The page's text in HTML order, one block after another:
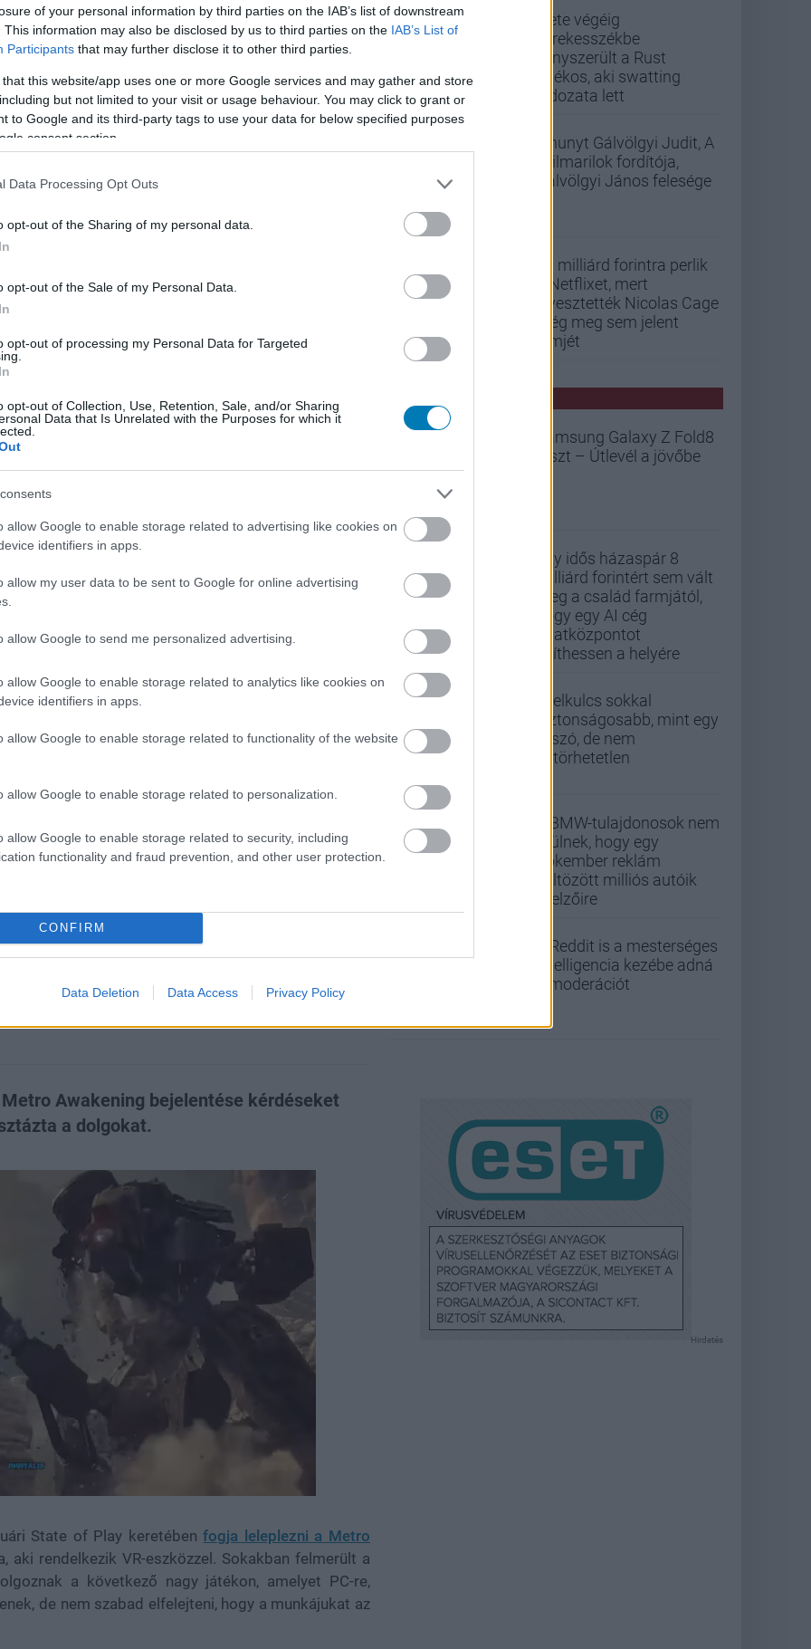
of your personal information by third parties on the IAB’s list of downstream
This information may also be disclosed by us to third parties on the IAB’s List of
Participants that may further disclose it to other third parties.
that this website/app uses one or more Google services and may gather and store
but not limited to your visit or usage behaviour. You may click to grant or
to Google and its third-party tags to use your data for below specified purposes
consent section.
Data Processing Opt Outs
opt-out of the Sharing of my personal data.
opt-out of the Sale of my Personal Data.
opt-out of processing my Personal Data for Targeted
opt-out of Collection, Use, Retention, Sale, and/or Sharing
Data that Is Unrelated with the Purposes for which it
allow Google to enable storage related to advertising like cookies on
identifiers in apps.
allow my user data to be sent to Google for online advertising
allow Google to send me personalized advertising.
allow Google to enable storage related to analytics like cookies on
identifiers in apps.
allow Google to enable storage related to functionality of the website
allow Google to enable storage related to personalization.
allow Google to enable storage related to security, including
functionality and fraud prevention, and other user protection.
CONFIRM
Data Deletion Data Access Privacy Policy
Schiff Kleopátra című regényének adaptációja,
éjszaka a Sohóban) ír, a másik pedig Arthur C.
Rámával filmváltozata.
nem úgy tűnik, mintha A Dűne Messiása -
élvezne. Persze ez változhat azután, hogy
jön szembe GSO-n vagy a social médiában.
a legjobbakat,iratkozz fel hírlevelünkre!
és azt elfogadom.
hangulata – Jön a második forduló! (X)
Awakening, de mi a
Awakening bejelentése kérdéseket
a dolgokat.
State of Play keretébenfogja leleplezni a Metro
aki rendelkezik VR-eszközzel. Sokakban felmerült a
a következő nagy játékon, amelyet PC-re,
de nem szabad elfelejteni, hogy a munkájukat az
Élete végéig
kerekesszékbe
kényszerült a Rust
játékos, aki swatting
áldozata lett
Elhunyt Gálvölgyi Judit, A
szilmarilok fordítója,
Gálvölgyi János felesége
33 milliárd forintra perlik
a Netflixet, mert
elvesztették Nicolas Cage
még meg sem jelent
filmjét
Samsung Galaxy Z Fold8
teszt – Útlevél a jövőbe
Egy idős házaspár 8
milliárd forintért sem vált
meg a család farmjától,
hogy egy AI cég
adatközpontot
építhessen a helyére
A jelkulcs sokkal
biztonságosabb, mint egy
jelszó, de nem
feltörhetetlen
A BMW-tulajdonosok nem
örülnek, hogy egy
Pókember reklám
költözött milliós autóik
kijelzőire
A Reddit is a mesterséges
intelligencia kezébe adná
a moderációt
Hirdetés